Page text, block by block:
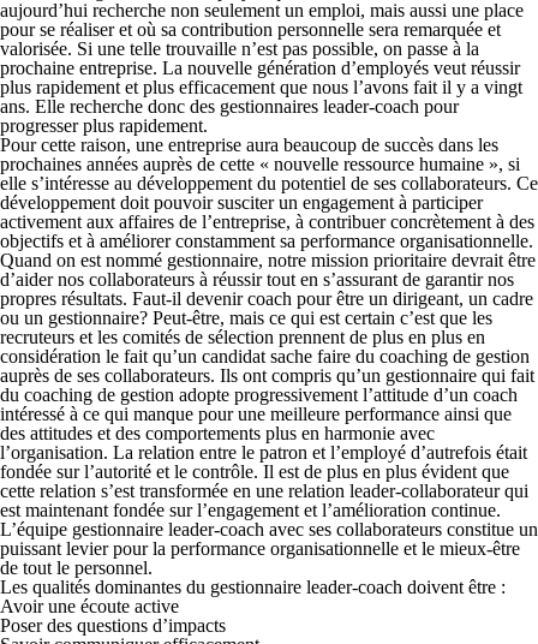
aujourd’hui recherche non seulement un emploi, mais aussi une place
pour se réaliser et où sa contribution personnelle sera remarquée et
valorisée. Si une telle trouvaille n’est pas possible, on passe à la
prochaine entreprise. La nouvelle génération d’employés veut réussir
plus rapidement et plus efficacement que nous l’avons fait il y a vingt
ans. Elle recherche donc des gestionnaires leader-coach pour
progresser plus rapidement.
Pour cette raison, une entreprise aura beaucoup de succès dans les
prochaines années auprès de cette « nouvelle ressource humaine », si
elle s’intéresse au développement du potentiel de ses collaborateurs. Ce
développement doit pouvoir susciter un engagement à participer
activement aux affaires de l’entreprise, à contribuer concrètement à des
objectifs et à améliorer constamment sa performance organisationnelle.
Quand on est nommé gestionnaire, notre mission prioritaire devrait être
d’aider nos collaborateurs à réussir tout en s’assurant de garantir nos
propres résultats. Faut-il devenir coach pour être un dirigeant, un cadre
ou un gestionnaire? Peut-être, mais ce qui est certain c’est que les
recruteurs et les comités de sélection prennent de plus en plus en
considération le fait qu’un candidat sache faire du coaching de gestion
auprès de ses collaborateurs. Ils ont compris qu’un gestionnaire qui fait
du coaching de gestion adopte progressivement l’attitude d’un coach
intéressé à ce qui manque pour une meilleure performance ainsi que
des attitudes et des comportements plus en harmonie avec
l’organisation. La relation entre le patron et l’employé d’autrefois était
fondée sur l’autorité et le contrôle. Il est de plus en plus évident que
cette relation s’est transformée en une relation leader-collaborateur qui
est maintenant fondée sur l’engagement et l’amélioration continue.
L’équipe gestionnaire leader-coach avec ses collaborateurs constitue un
puissant levier pour la performance organisationnelle et le mieux-être
de tout le personnel.
Les qualités dominantes du gestionnaire leader-coach doivent être :
Avoir une écoute active
Poser des questions d’impacts